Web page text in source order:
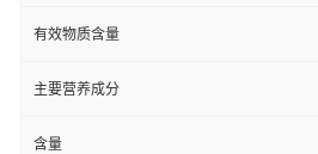
有效物质含量
主要营养成分
含量